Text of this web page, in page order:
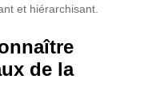
et hiérarchisant.
de la